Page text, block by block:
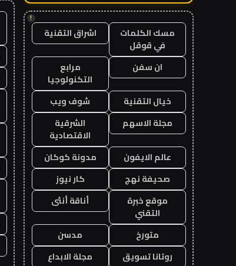
!
مسك الكلمات
في قوقل
اشراق التقنية
ان سفن
مرابع
التكنولوجيا
خيال التقنية
شوف ويب
مجلة الاسهم
الشرقية
الاقتصادية
عالم الايفون
مدونة كوكان
صحيفة نهج
كار نيوز
موقع خبرة
التقني
أناقة أنثى
متورخ
مدسن
روتانا تسويق
مجلة الابداع